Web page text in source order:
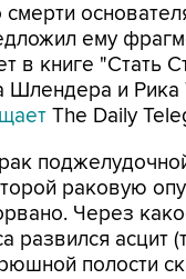
смерти
ему
в книге "Стать
Шлендера и Рика
The Daily
раковую
Через
развился асцит
полости